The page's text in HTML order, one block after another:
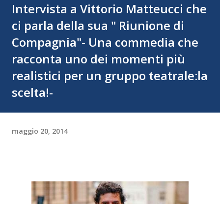
Intervista a Vittorio Matteucci che
ci parla della sua " Riunione di
Compagnia"- Una commedia che
racconta uno dei momenti più
realistici per un gruppo teatrale:la
scelta!-
maggio 20, 2014